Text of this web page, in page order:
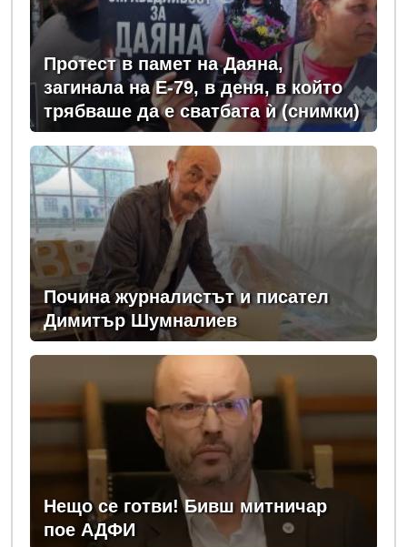
Протест в памет на Даяна,
загинала на Е-79, в деня, в който
трябваше да е сватбата ѝ (снимки)
Почина журналистът и писател
Димитър Шумналиев
Нещо се готви! Бивш митничар
пое АДФИ